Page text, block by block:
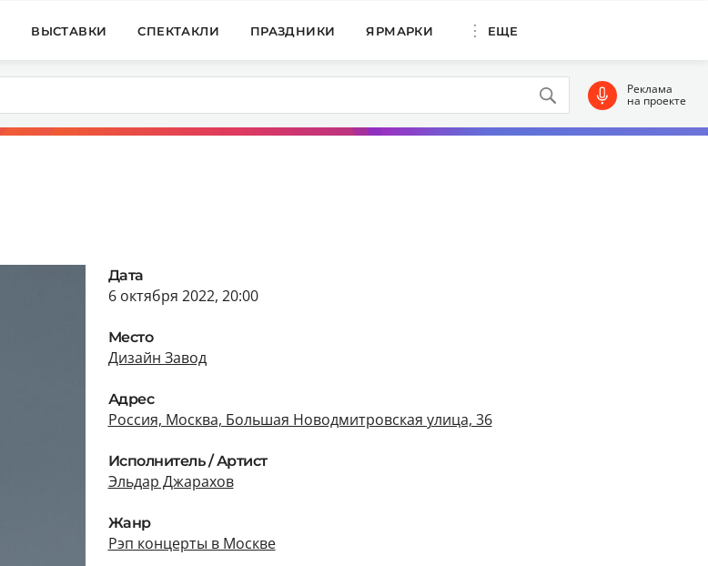
ВЫСТАВКИ СПЕКТАКЛИ ПРАЗДНИКИ ЯРМАРКИ ЕЩЕ
Реклама
на проекте
Дата
6 октября 2022, 20:00
Место
Дизайн Завод
Адрес
Россия, Москва, Большая Новодмитровская улица, 36
Исполнитель / Артист
Эльдар Джарахов
Жанр
Рэп концерты в Москве